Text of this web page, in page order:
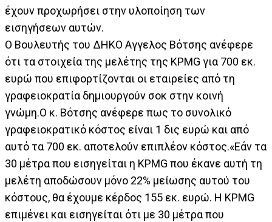
έχουν προχωρήσει στην υλοποίηση των
εισηγήσεων αυτών.
Ο Βουλευτής του ΔΗΚΟ Αγγελος Βότσης ανέφερε
ότι τα στοιχεία της μελέτης της KPMG για 700 εκ.
ευρώ που επιφορτίζονται οι εταιρείες από τη
γραφειοκρατία δημιουργούν σοκ στην κοινή
γνώμη.Ο κ. Βότσης ανέφερε πως το συνολικό
γραφειοκρατικό κόστος είναι 1 δις ευρώ και από
αυτό τα 700 εκ. αποτελούν επιπλέον κόστος.«Εάν τα
30 μέτρα που εισηγείται η KPMG που έκανε αυτή τη
μελέτη αποδώσουν μόνο 22% μείωσης αυτού του
κόστους, θα έχουμε κέρδος 155 εκ. ευρώ. Η KPMG
επιμένει και εισηγείται ότι με 30 μέτρα που